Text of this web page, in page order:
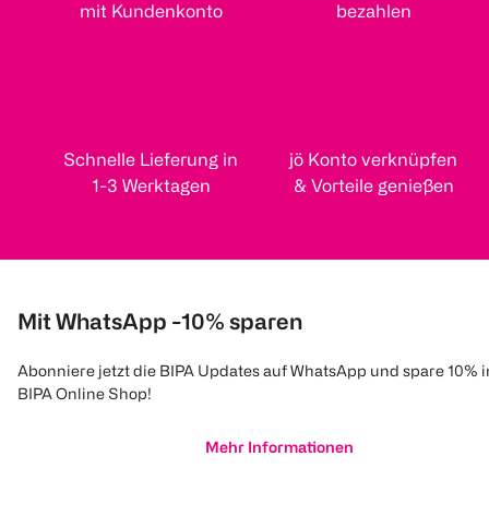
mit Kundenkonto
bezahlen
Schnelle Lieferung in
1-3 Werktagen
jö Konto verknüpfen
& Vorteile genießen
Mit WhatsApp -10% sparen
Abonniere jetzt die BIPA Updates auf WhatsApp und spare 10%
BIPA Online Shop!
Mehr Informationen